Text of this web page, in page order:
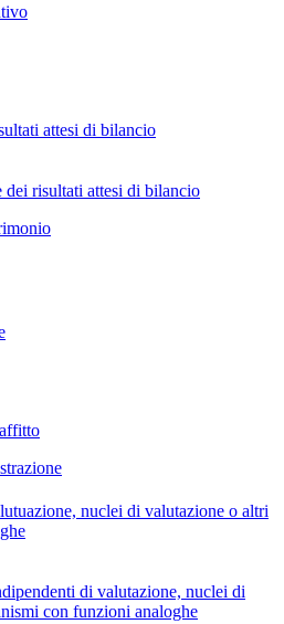
attesi di bilancio
risultati attesi di bilancio
nuclei di valutazione o altri
di valutazione, nuclei di
con funzioni analoghe